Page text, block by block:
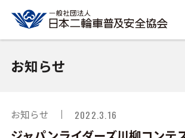
お知らせ
お知らせ 2022.3.16